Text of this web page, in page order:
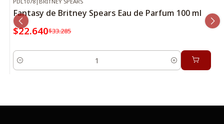
-32%OFF
Fantasy de Britney Spears Eau de Parfum 100 ml
$22.640$33.285
Cantidad